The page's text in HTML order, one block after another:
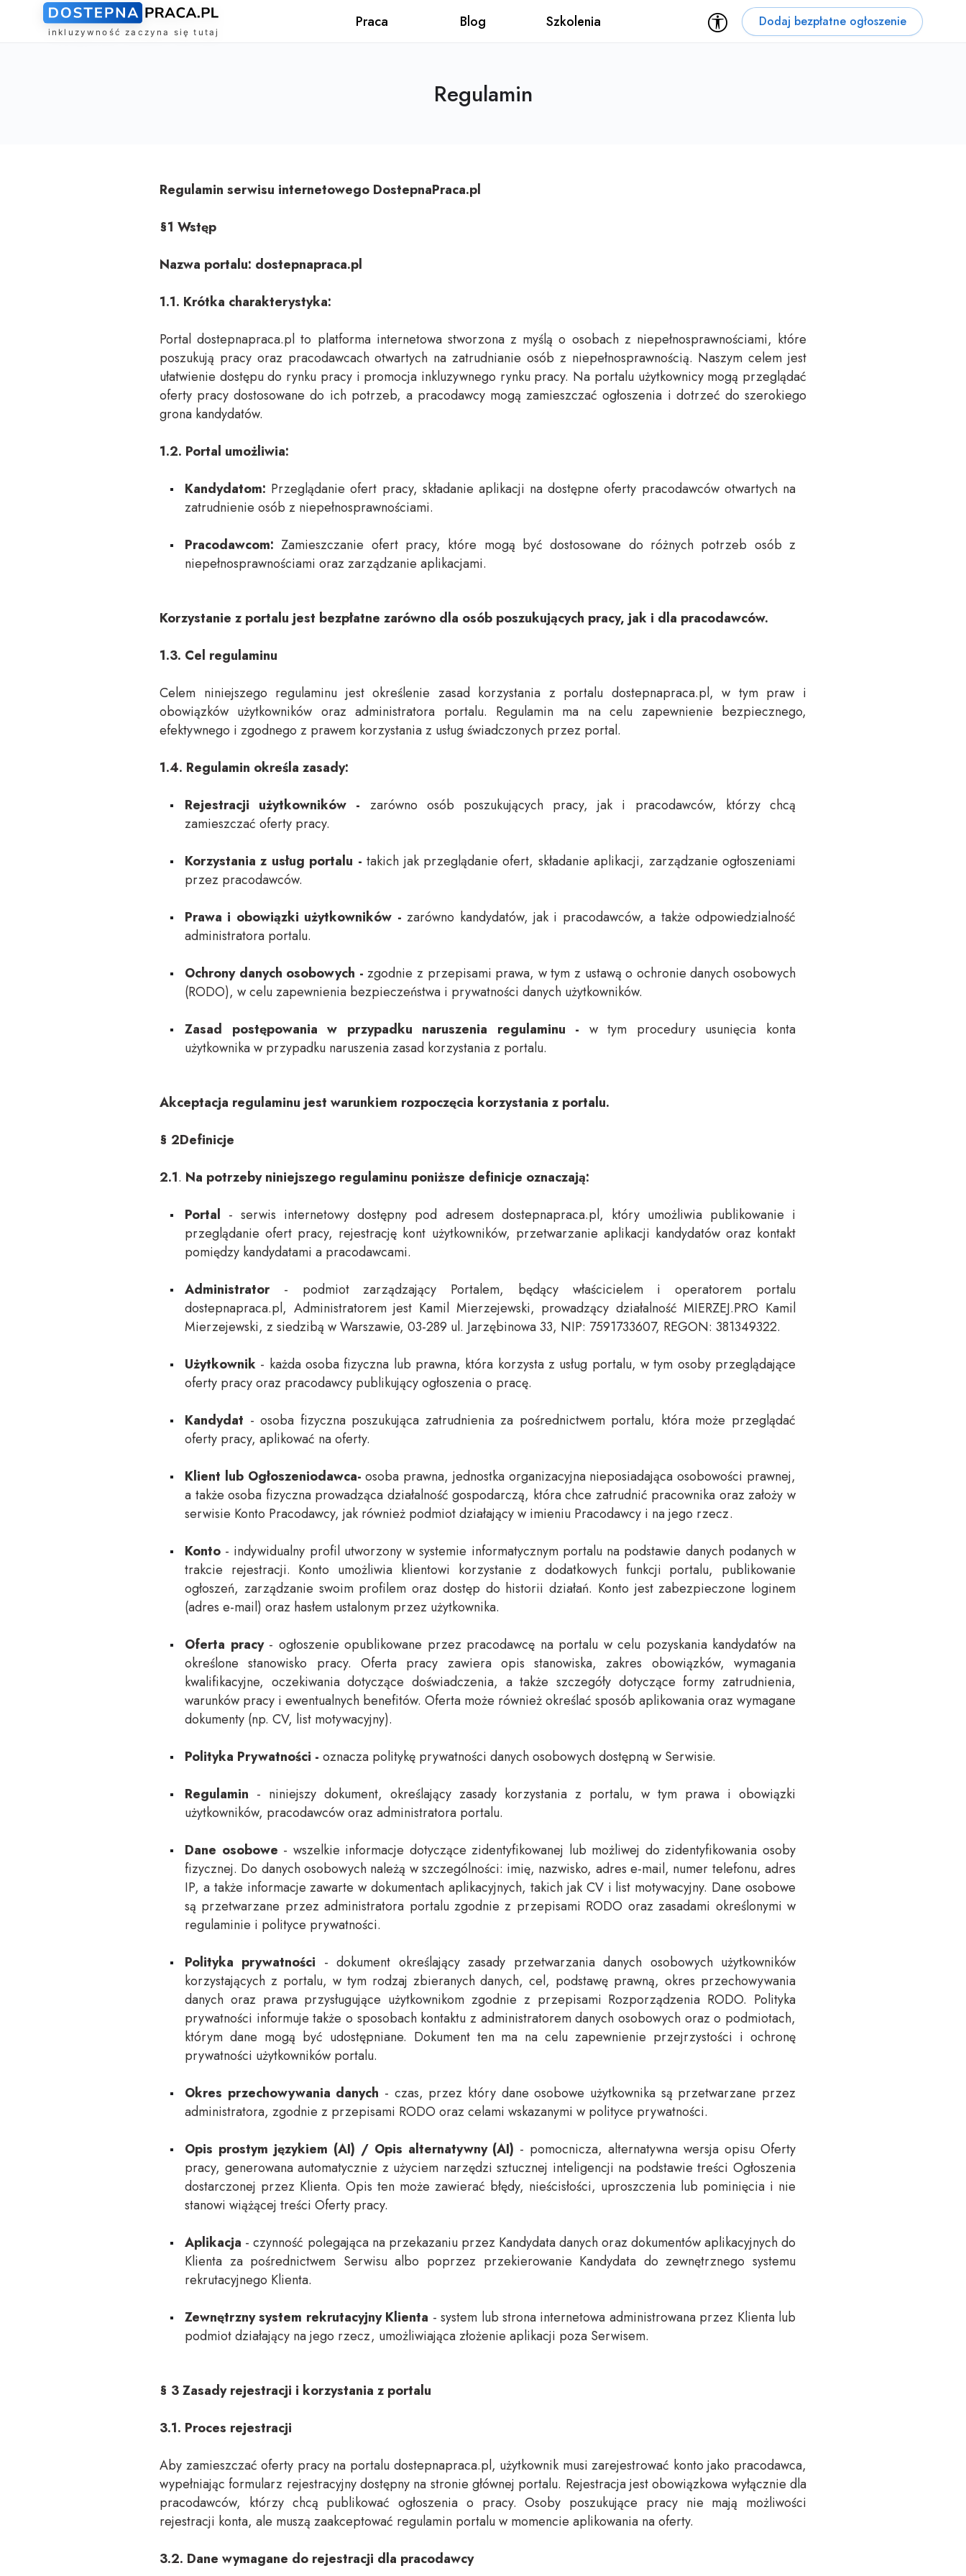
Praca Blog Szkolenia Dodaj bezpłatne ogłoszenie
Regulamin
Regulamin serwisu internetowego DostepnaPraca.pl
§1 Wstęp
Nazwa portalu: dostepnapraca.pl
1.1. Krótka charakterystyka:
Portal dostepnapraca.pl to platforma internetowa stworzona z myślą o osobach z niepełnosprawnościami, które
poszukują pracy oraz pracodawcach otwartych na zatrudnianie osób z niepełnosprawnością. Naszym celem jest
ułatwienie dostępu do rynku pracy i promocja inkluzywnego rynku pracy. Na portalu użytkownicy mogą przeglądać
oferty pracy dostosowane do ich potrzeb, a pracodawcy mogą zamieszczać ogłoszenia i dotrzeć do szerokiego
grona kandydatów.
1.2. Portal umożliwia:
Kandydatom: Przeglądanie ofert pracy, składanie aplikacji na dostępne oferty pracodawców otwartych na
zatrudnienie osób z niepełnosprawnościami.
Pracodawcom: Zamieszczanie ofert pracy, które mogą być dostosowane do różnych potrzeb osób z
niepełnosprawnościami oraz zarządzanie aplikacjami.
Korzystanie z portalu jest bezpłatne zarówno dla osób poszukujących pracy, jak i dla pracodawców.
1.3. Cel regulaminu
Celem niniejszego regulaminu jest określenie zasad korzystania z portalu dostepnapraca.pl, w tym praw i
obowiązków użytkowników oraz administratora portalu. Regulamin ma na celu zapewnienie bezpiecznego,
efektywnego i zgodnego z prawem korzystania z usług świadczonych przez portal.
1.4. Regulamin określa zasady:
Rejestracji użytkowników - zarówno osób poszukujących pracy, jak i pracodawców, którzy chcą
zamieszczać oferty pracy.
Korzystania z usług portalu -takich jak przeglądanie ofert, składanie aplikacji, zarządzanie ogłoszeniami
przez pracodawców.
Prawa i obowiązki użytkowników -zarówno kandydatów, jak i pracodawców, a także odpowiedzialność
administratora portalu.
Ochrony danych osobowych -zgodnie z przepisami prawa, w tym z ustawą o ochronie danych osobowych
(RODO), w celu zapewnienia bezpieczeństwa i prywatności danych użytkowników.
Zasad postępowania w przypadku naruszenia regulaminu - w tym procedury usunięcia konta
użytkownika w przypadku naruszenia zasad korzystania z portalu.
Akceptacja regulaminu jest warunkiem rozpoczęcia korzystania z portalu.
§ 2Definicje
2.1. Na potrzeby niniejszego regulaminu poniższe definicje oznaczają:
Portal - serwis internetowy dostępny pod adresem dostepnapraca.pl, który umożliwia publikowanie i
przeglądanie ofert pracy, rejestrację kont użytkowników, przetwarzanie aplikacji kandydatów oraz kontakt
pomiędzy kandydatami a pracodawcami.
Administrator- podmiot zarządzający Portalem, będący właścicielem i operatorem portalu
dostepnapraca.pl, Administratorem jest Kamil Mierzejewski, prowadzący działalność MIERZEJ.PRO Kamil
Mierzejewski, z siedzibą w Warszawie, 03-289 ul. Jarzębinowa 33, NIP: 7591733607, REGON: 381349322.
Użytkownik - każda osoba fizyczna lub prawna, która korzysta z usług portalu, w tym osoby przeglądające
oferty pracy oraz pracodawcy publikujący ogłoszenia o pracę.
Kandydat - osoba fizyczna poszukująca zatrudnienia za pośrednictwem portalu, która może przeglądać
oferty pracy, aplikować na oferty.
Klient lub Ogłoszeniodawca-osoba prawna, jednostka organizacyjna nieposiadająca osobowości prawnej,
a także osoba fizyczna prowadząca działalność gospodarczą, która chce zatrudnić pracownika oraz założy w
serwisie Konto Pracodawcy, jak również podmiot działający w imieniu Pracodawcy i na jego rzecz.
Konto - indywidualny profil utworzony w systemie informatycznym portalu na podstawie danych podanych w
trakcie rejestracji. Konto umożliwia klientowi korzystanie z dodatkowych funkcji portalu, publikowanie
ogłoszeń, zarządzanie swoim profilem oraz dostęp do historii działań. Konto jest zabezpieczone loginem
(adres e-mail) oraz hasłem ustalonym przez użytkownika.
Oferta pracy- ogłoszenie opublikowane przez pracodawcę na portalu w celu pozyskania kandydatów na
określone stanowisko pracy. Oferta pracy zawiera opis stanowiska, zakres obowiązków, wymagania
kwalifikacyjne, oczekiwania dotyczące doświadczenia, a także szczegóły dotyczące formy zatrudnienia,
warunków pracy i ewentualnych benefitów. Oferta może również określać sposób aplikowania oraz wymagane
dokumenty (np. CV, list motywacyjny).
Polityka Prywatności - oznacza politykę prywatności danych osobowych dostępną w Serwisie.
Regulamin - niniejszy dokument, określający zasady korzystania z portalu, w tym prawa i obowiązki
użytkowników, pracodawców oraz administratora portalu.
Dane osobowe - wszelkie informacje dotyczące zidentyfikowanej lub możliwej do zidentyfikowania osoby
fizycznej. Do danych osobowych należą w szczególności: imię, nazwisko, adres e-mail, numer telefonu, adres
IP, a także informacje zawarte w dokumentach aplikacyjnych, takich jak CV i list motywacyjny. Dane osobowe
są przetwarzane przez administratora portalu zgodnie z przepisami RODO oraz zasadami określonymi w
regulaminie i polityce prywatności.
Polityka prywatności - dokument określający zasady przetwarzania danych osobowych użytkowników
korzystających z portalu, w tym rodzaj zbieranych danych, cel, podstawę prawną, okres przechowywania
danych oraz prawa przysługujące użytkownikom zgodnie z przepisami Rozporządzenia RODO. Polityka
prywatności informuje także o sposobach kontaktu z administratorem danych osobowych oraz o podmiotach,
którym dane mogą być udostępniane. Dokument ten ma na celu zapewnienie przejrzystości i ochronę
prywatności użytkowników portalu.
Okres przechowywania danych - czas, przez który dane osobowe użytkownika są przetwarzane przez
administratora, zgodnie z przepisami RODO oraz celami wskazanymi w polityce prywatności.
Opis prostym językiem (AI) / Opis alternatywny (AI) - pomocnicza, alternatywna wersja opisu Oferty
pracy, generowana automatycznie z użyciem narzędzi sztucznej inteligencji na podstawie treści Ogłoszenia
dostarczonej przez Klienta. Opis ten może zawierać błędy, nieścisłości, uproszczenia lub pominięcia i nie
stanowi wiążącej treści Oferty pracy.
Aplikacja - czynność polegająca na przekazaniu przez Kandydata danych oraz dokumentów aplikacyjnych do
Klienta za pośrednictwem Serwisu albo poprzez przekierowanie Kandydata do zewnętrznego systemu
rekrutacyjnego Klienta.
Zewnętrzny system rekrutacyjny Klienta - system lub strona internetowa administrowana przez Klienta lub
podmiot działający na jego rzecz, umożliwiająca złożenie aplikacji poza Serwisem.
§ 3 Zasady rejestracji i korzystania z portalu
3.1. Proces rejestracji
Aby zamieszczać oferty pracy na portalu dostepnapraca.pl, użytkownik musi zarejestrować konto jako pracodawca,
wypełniając formularz rejestracyjny dostępny na stronie głównej portalu. Rejestracja jest obowiązkowa wyłącznie dla
pracodawców, którzy chcą publikować ogłoszenia o pracy. Osoby poszukujące pracy nie mają możliwości
rejestracji konta, ale muszą zaakceptować regulamin portalu w momencie aplikowania na oferty.
3.2. Dane wymagane do rejestracji dla pracodawcy